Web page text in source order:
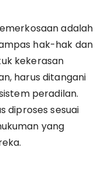
adalah
hak-hak dan
kekerasan
harus ditangani
peradilan.
diproses sesuai
yang